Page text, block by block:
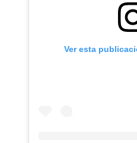
Ver esta